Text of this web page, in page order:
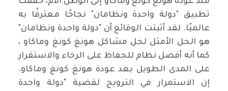
تطبيق "دولة واحدة ونظامان" نجاحًا معترفًا به
عالميًا. لقد أثبتت الوقائع أن "دولة واحدة ونظامان"
هو الحل الأمثل لحل مشاكل هونغ كونغ وماكاو ،
كما أنه أفضل نظام للحفاظ على الرخاء والاستقرار
على المدى الطويل بعد عودة هونغ كونغ وماكاو.
إن الاستمرار في الترويج لقضية "دولة واحدة